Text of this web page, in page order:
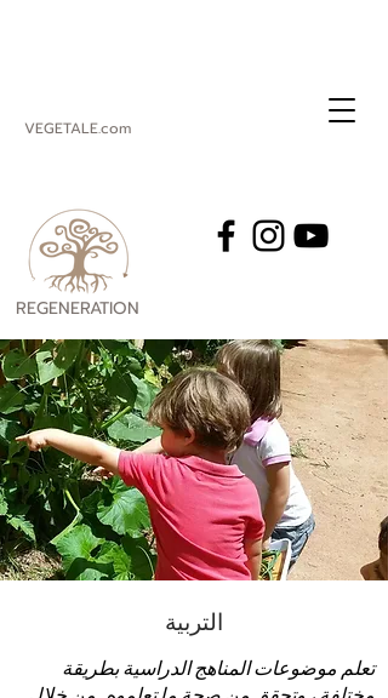
VEGETALE.com
REGENERATION
التربية
تعلم موضوعات المناهج الدراسية بطريقة